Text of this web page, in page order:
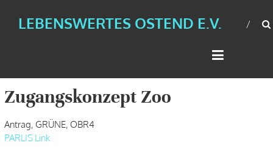
LEBENSWERTES OSTEND E.V.
Zugangskonzept Zoo
Antrag, GRÜNE, OBR4
PARLIS Link